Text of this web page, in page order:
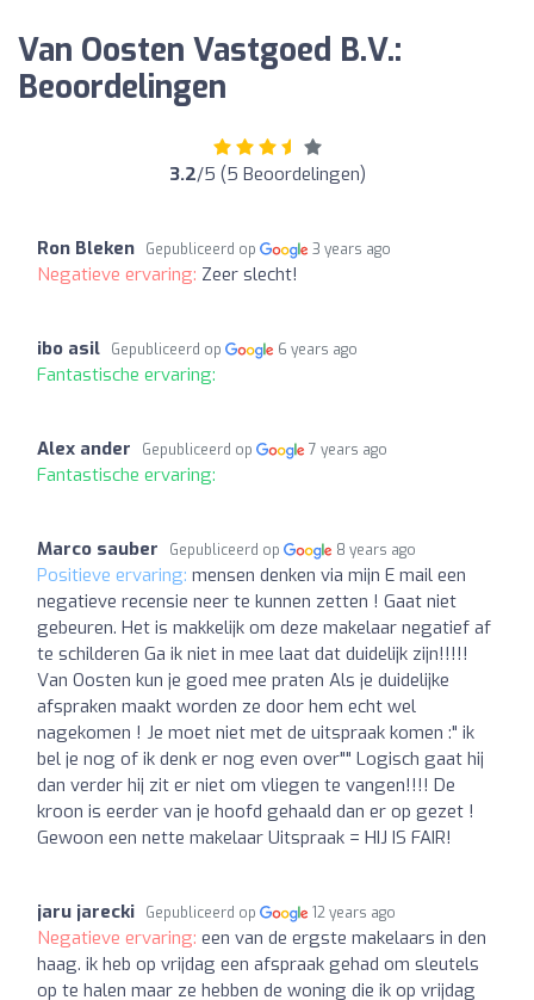
Van Oosten Vastgoed B.V.:
Beoordelingen
3.2/5 (5 Beoordelingen)
Ron Bleken Gepubliceerd op 3 years ago
Negatieve ervaring: Zeer slecht!
ibo asil Gepubliceerd op 6 years ago
Fantastische ervaring:
Alex ander Gepubliceerd op 7 years ago
Fantastische ervaring:
Marco sauber Gepubliceerd op 8 years ago
Positieve ervaring: mensen denken via mijn E mail een
negatieve recensie neer te kunnen zetten ! Gaat niet
gebeuren. Het is makkelijk om deze makelaar negatief af
te schilderen Ga ik niet in mee laat dat duidelijk zijn!!!!!
Van Oosten kun je goed mee praten Als je duidelijke
afspraken maakt worden ze door hem echt wel
nagekomen ! Je moet niet met de uitspraak komen :" ik
bel je nog of ik denk er nog even over"" Logisch gaat hij
dan verder hij zit er niet om vliegen te vangen!!!! De
kroon is eerder van je hoofd gehaald dan er op gezet !
Gewoon een nette makelaar Uitspraak = HIJ IS FAIR!
jaru jarecki Gepubliceerd op 12 years ago
Negatieve ervaring: een van de ergste makelaars in den
haag. ik heb op vrijdag een afspraak gehad om sleutels
op te halen maar ze hebben de woning die ik op vrijdag